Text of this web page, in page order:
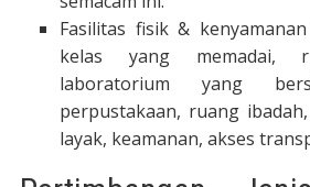
Fasilitas fisik &
kelas yang memadai,
laboratorium yang
perpustakaan, ruang
layak, keamanan, akses